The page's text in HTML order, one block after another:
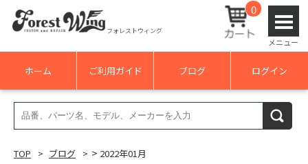
フォレストウィング
ホーム ご利用ガイド ブログ ログイン
0
メニュー
検
索
果:
検索
TOP ブログ > 2022年01月